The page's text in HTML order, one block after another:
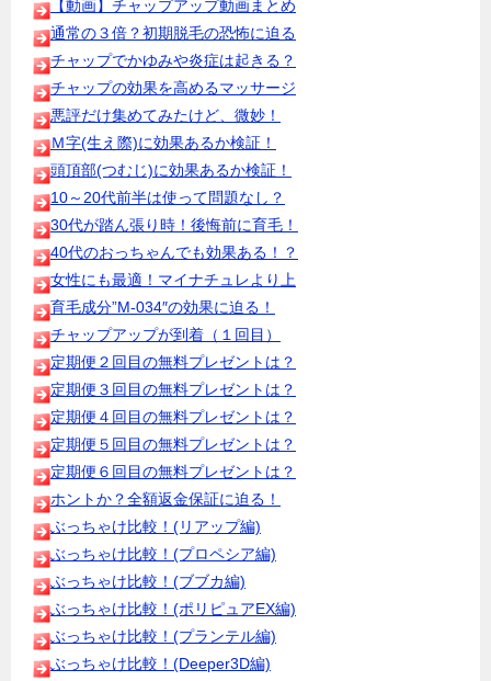
【動画】チャップアップ動画まとめ
通常の３倍？初期脱毛の恐怖に迫る
チャップでかゆみや炎症は起きる？
チャップの効果を高めるマッサージ
悪評だけ集めてみたけど、微妙！
Ｍ字(生え際)に効果あるか検証！
頭頂部(つむじ)に効果あるか検証！
10～20代前半は使って問題なし？
30代が踏ん張り時！後悔前に育毛！
40代のおっちゃんでも効果ある！？
女性にも最適！マイナチュレより上
育毛成分”M-034″の効果に迫る！
チャップアップが到着（１回目）
定期便２回目の無料プレゼントは？
定期便３回目の無料プレゼントは？
定期便４回目の無料プレゼントは？
定期便５回目の無料プレゼントは？
定期便６回目の無料プレゼントは？
ホントか？全額返金保証に迫る！
ぶっちゃけ比較！(リアップ編)
ぶっちゃけ比較！(プロペシア編)
ぶっちゃけ比較！(ブブカ編)
ぶっちゃけ比較！(ポリピュアEX編)
ぶっちゃけ比較！(プランテル編)
ぶっちゃけ比較！(Deeper3D編)